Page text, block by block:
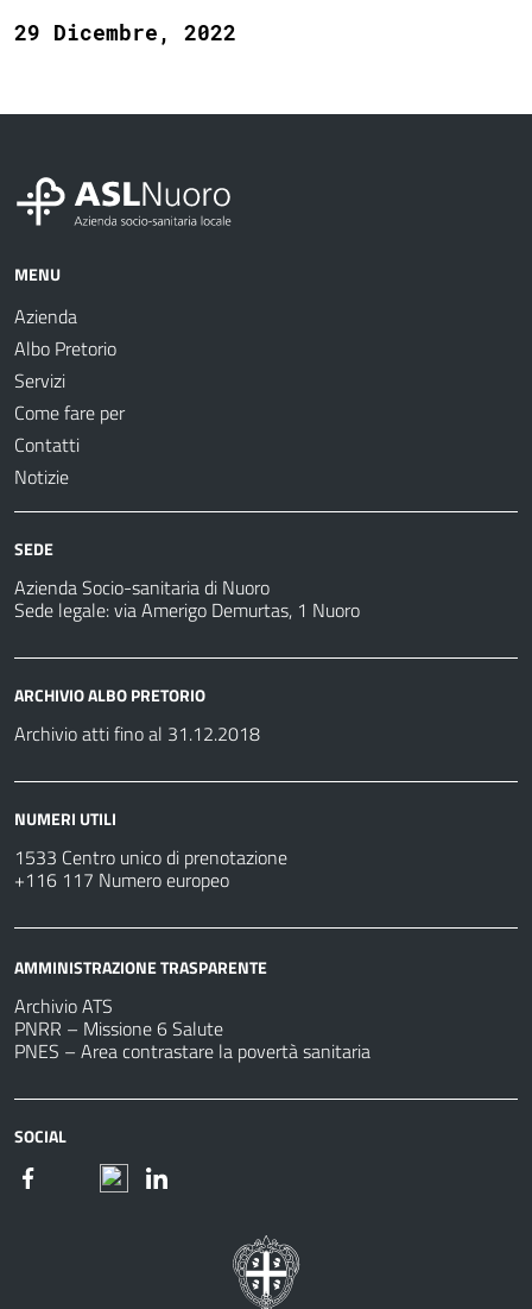
29 Dicembre, 2022
MENU
Azienda
Albo Pretorio
Servizi
Come fare per
Contatti
Notizie
SEDE
Azienda Socio-sanitaria di Nuoro
Sede legale: via Amerigo Demurtas, 1 Nuoro
ARCHIVIO ALBO PRETORIO
Archivio atti fino al 31.12.2018
NUMERI UTILI
1533 Centro unico di prenotazione
+116 117 Numero europeo
AMMINISTRAZIONE TRASPARENTE
Archivio ATS
PNRR – Missione 6 Salute
PNES – Area contrastare la povertà sanitaria
SOCIAL